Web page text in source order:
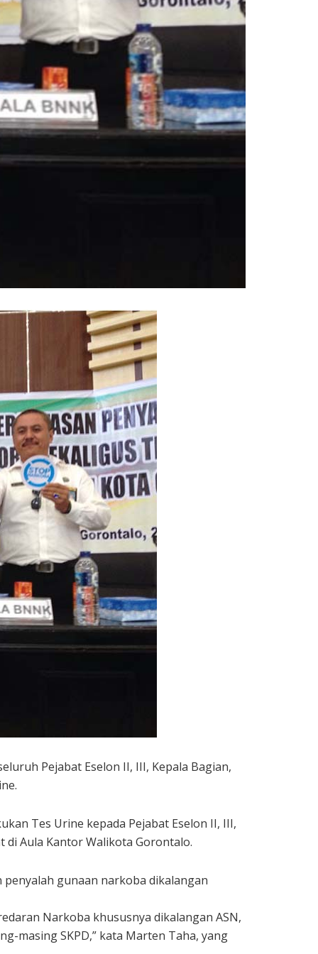
Pejabat Eselon II, III, Kepala Bagian,
Tes Urine kepada Pejabat Eselon II, III,
di Aula Kantor Walikota Gorontalo.
gunaan narkoba dikalangan
Narkoba khususnya dikalangan ASN,
masing SKPD,” kata Marten Taha, yang